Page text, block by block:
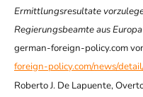
Ermittlungsresultate
Regierungsbeamte aus
german-foreign-policy.com
foreign-policy.com/news/
Roberto J. De Lapuente,